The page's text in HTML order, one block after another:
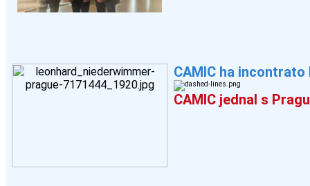
CAMIC ha
CAMIC jednal s